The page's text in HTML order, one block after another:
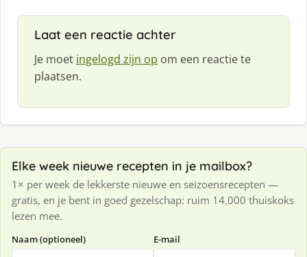
Laat een reactie achter
Je moet ingelogd zijn op om een reactie te
plaatsen.
Elke week nieuwe recepten in je mailbox?
1× per week de lekkerste nieuwe en seizoensrecepten —
gratis, en je bent in goed gezelschap: ruim 14.000 thuiskoks
lezen mee.
Naam (optioneel) E-mail